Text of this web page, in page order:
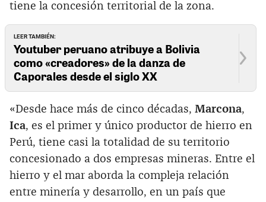
tiene la concesión territorial de la zona.
LEER TAMBIÉN:
Youtuber peruano atribuye a Bolivia
como «creadores» de la danza de
Caporales desde el siglo XX
«Desde hace más de cinco décadas, Marcona,
Ica, es el primer y único productor de hierro en
Perú, tiene casi la totalidad de su territorio
concesionado a dos empresas mineras. Entre el
hierro y el mar aborda la compleja relación
entre minería y desarrollo, en un país que